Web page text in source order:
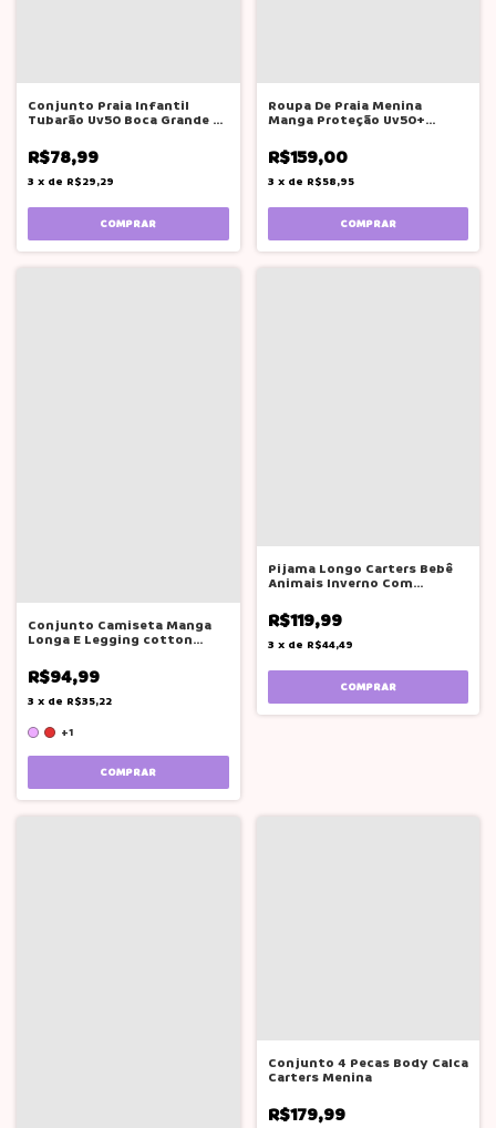
Conjunto Praia Infantil
Tubarão Uv50 Boca Grande -
R$78,99
3 x de R$29,29
COMPRAR
Roupa De Praia Menina
Manga Proteção Uv50+
R$159,00
3 x de R$58,95
COMPRAR
Conjunto Camiseta Manga
Longa E Legging cotton
R$94,99
3 x de R$35,22
+1
COMPRAR
Pijama Longo Carters Bebê
Animais Inverno Com
R$119,99
3 x de R$44,49
COMPRAR
Conjunto 4 Pecas Body Calca
Carters Menina
R$179,99